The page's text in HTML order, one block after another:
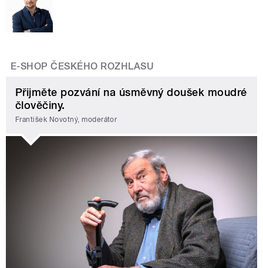
E-SHOP ČESKÉHO ROZHLASU
Přijměte pozvání na úsměvný doušek moudré
člověčiny.
František Novotný, moderátor